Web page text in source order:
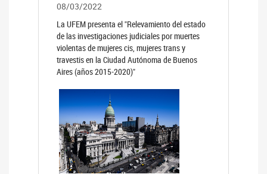
08/03/2022
La UFEM presenta el "Relevamiento del estado
de las investigaciones judiciales por muertes
violentas de mujeres cis, mujeres trans y
travestis en la Ciudad Autónoma de Buenos
Aires (años 2015-2020)"